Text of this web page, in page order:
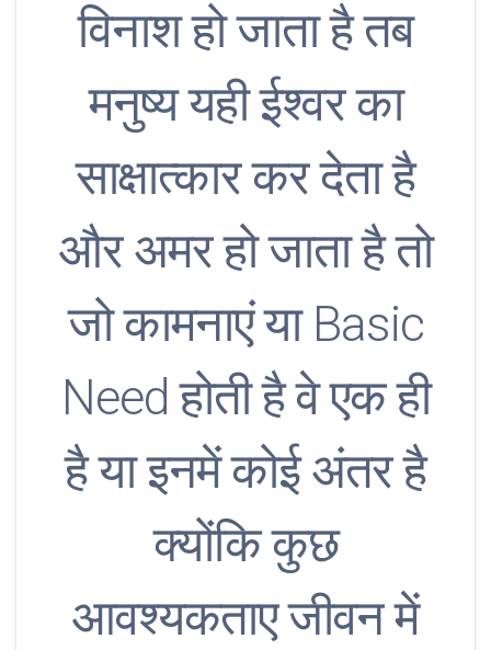
विनाश हो जाता है तब
मनुष्य यही ईश्वर का
साक्षात्कार कर देता है
और अमर हो जाता है तो
जो कामनाएं या Basic
Need होती है वे एक ही
है या इनमें कोई अंतर है
क्योंकि कुछ
आवश्यकताए जीवन में